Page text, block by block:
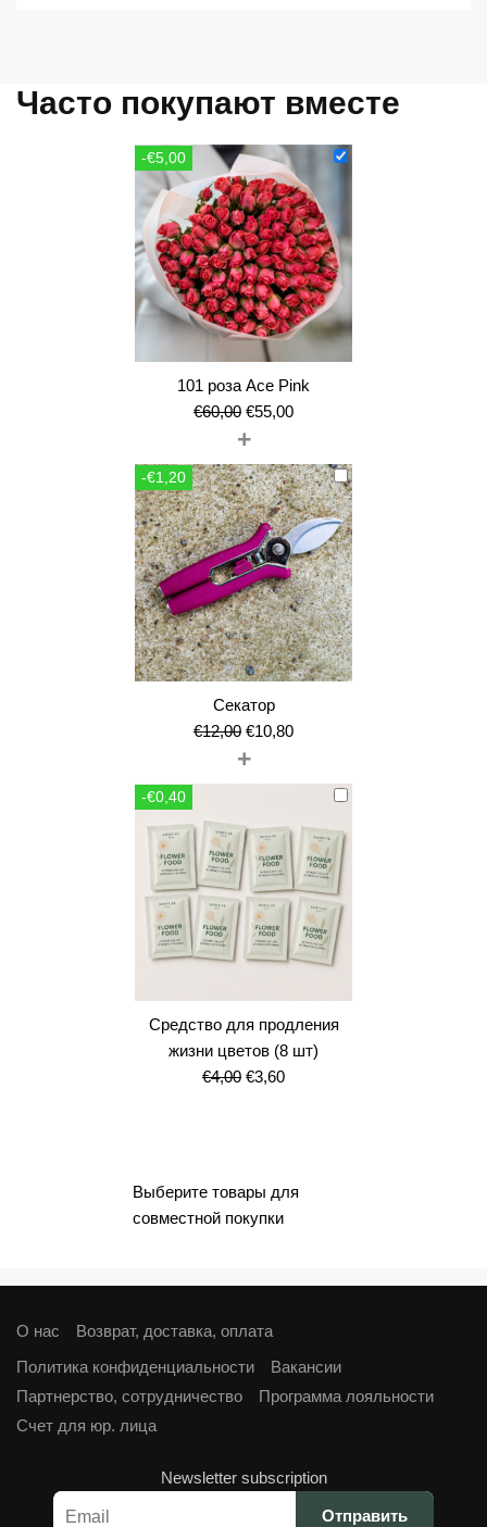
Часто покупают вместе
-€5,00
101 роза Ace Pink
€60,00 Первоначальная
цена
составляла
€60,00.
€55,00Текущая
€55,00.
+
-€1,20
Секатор
€12,00 Первоначальная
цена
составляла
€10,80Текущая
€10,80.
+
-€0,40
Средство для продления
жизни цветов (8 шт)
€4,00 Первоначальная
€3,60Текущая
Выберите товары для
совместной покупки
О нас
Возврат, доставка, оплата
Политика конфиденциальности
Вакансии
Партнерство, сотрудничество
Программа лояльности
Cчет для юр. лица
Newsletter subscription